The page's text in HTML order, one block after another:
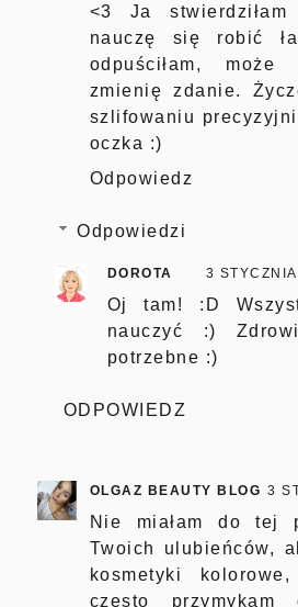
<3 Ja
nauczę się robić
odpuściłam, może
zmienię zdanie.
szlifowaniu
oczka :)
Odpowiedz
Odpowiedzi
DOROTA 3
Oj tam! :D
nauczyć :)
potrzebne :)
ODPOWIEDZ
OLGAZ BEAUTY BLOG 3
Nie miałam do tej
Twoich ulubieńców,
kosmetyki
często